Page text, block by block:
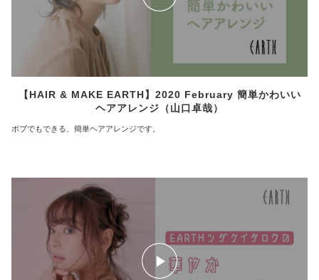
【HAIR & MAKE EARTH】2020 February 簡単かわいい
ヘアアレンジ（山口卓哉）
ボブでもできる、簡単ヘアアレンジです。